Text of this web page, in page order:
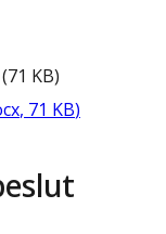
(71 KB)
, 71 KB)